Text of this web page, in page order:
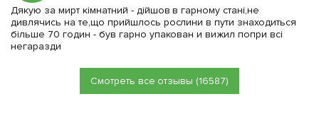
Дякую за мирт кімнатний - дійшов в гарному стані,не
дивлячись на те,що прийшлось рослини в пути знаходиться
більше 70 годин - був гарно упакован и вижил попри всі
негаразди
Смотреть все отзывы (16587)